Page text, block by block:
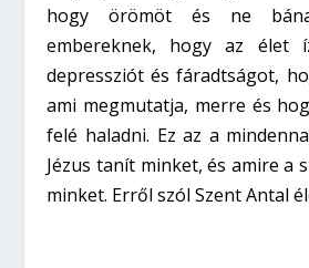
hogy örömöt és ne
embereknek, hogy az élet
depressziót és fáradtságot,
ami megmutatja, merre és
felé haladni. Ez az a
Jézus tanít minket, és amire a
minket. Erről szól Szent Antal